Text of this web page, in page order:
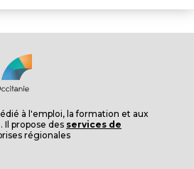
à l'emploi, la formation et aux
Il propose des services de
régionales